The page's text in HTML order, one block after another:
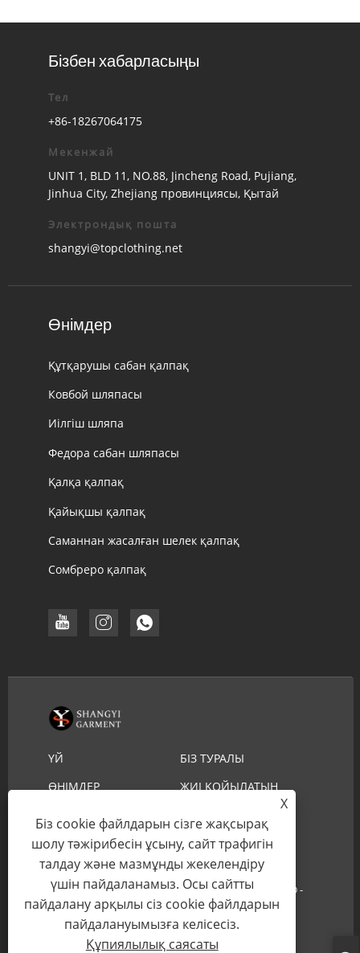
Бізбен хабарласыңы
Тел
+86-18267064175
Мекенжай
UNIT 1, BLD 11, NO.88, Jincheng Road, Pujiang,
Jinhua City, Zhejiang провинциясы, Қытай
Электрондық пошта
shangyi@topclothing.net
Өнімдер
Құтқарушы сабан қалпақ
Ковбой шляпасы
Иілгіш шляпа
Федора сабан шляпасы
Қалқа қалпақ
Қайықшы қалпақ
Саманнан жасалған шелек қалпақ
Сомбреро қалпақ
ҮЙ
БІЗ ТУРАЛЫ
ӨНІМДЕР
ЖИІ ҚОЙЫЛАТЫН
БІЗБЕН ХАБАРЛАСЫҢЫ
Copyright © 2022 YIWU SHANGYI GARMENT CO.,LTD -
Құтқарушы сабан шляпасы, ковбой шляпасы -
Барлық құқықтар қорғалған.
X
Біз cookie файлдарын сізге жақсырақ
шолу тәжірибесін ұсыну, сайт трафигін
талдау және мазмұнды жекелендіру
үшін пайдаланамыз. Осы сайтты
пайдалану арқылы сіз cookie файлдарын
пайдалануымызға келісесіз.
Құпиялылық саясаты